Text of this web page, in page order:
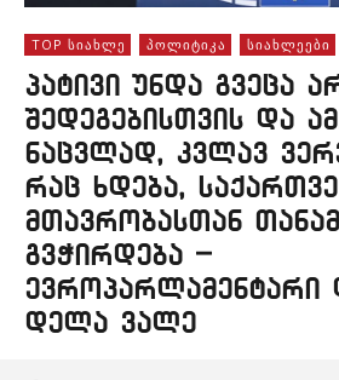
TOP ᲡᲘᲐᲮᲚᲔ ᲞᲝᲚᲘᲢᲘᲙᲐ ᲡᲘᲐᲮᲚᲔᲔᲑᲘ
პატივი უნდა გვეცა
შედეგებისთვის და
ნაცვლად, კვლავ
რაც ხდება,
მთავრობასთან
გვჭირდება –
ევროპარლამენტარი
დელა ვალე